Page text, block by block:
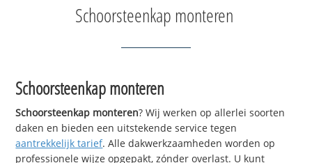
Schoorsteenkap monteren
Schoorsteenkap monteren
Schoorsteenkap monteren? Wij werken op allerlei soorten
daken en bieden een uitstekende service tegen
aantrekkelijk tarief. Alle dakwerkzaamheden worden op
professionele wijze opgepakt, zónder overlast. U kunt